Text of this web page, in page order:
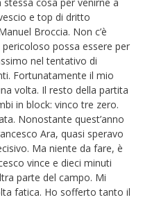
e top di dritto
Broccia. Non c’è
possa essere per
nel tentativo di
Fortunatamente il mio
volta. Il resto della partita
in block: vinco tre zero.
Nonostante quest’anno
Ara, quasi speravo
Ma niente da fare, è
vince e dieci minuti
parte del campo. Mi
fatica. Ho sofferto tanto il